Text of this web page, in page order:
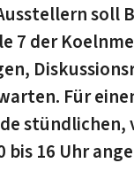
soll
7 der
Für
16 Uhr